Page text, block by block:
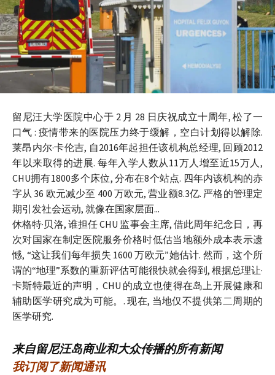
留尼汪大学医院中心于 2 月 28 日庆祝成立十周年, 松了一
口气 : 疫情带来的医院压力终于缓解，空白计划得以解除.
莱昂内尔·卡伦吉, 自2016年起担任该机构总经理, 回顾2012
年以来取得的进展. 每年入学人数从11万人增至近15万人,
CHU拥有1800多个床位, 分布在8个站点. 四年内该机构的赤
字从 36 欧元减少至 400 万欧元, 营业额8.3亿. 严格的管理定
期引发社会运动, 就像在国家层面...
休格特·贝洛, 谁担任 CHU 监事会主席, 借此周年纪念日，再
次对国家在制定医院服务价格时低估当地额外成本表示遗
憾, “这让我们每年损失 1600 万欧元”她估计. 然而，这个所
谓的“地理”系数的重新评估可能很快就会得到, 根据总理让·
卡斯特最近的声明，CHU 的成立也使得在岛上开展健康和
辅助医学研究成为可能。. 现在, 当地仅不提供第二周期的
医学研究.
来自留尼汪岛商业和大众传播的所有新闻
我订阅了新闻通讯